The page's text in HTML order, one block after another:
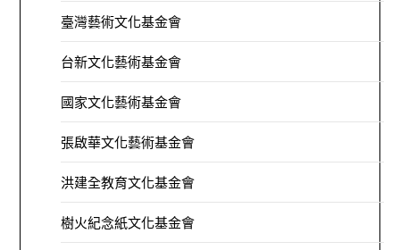
臺灣藝術文化基金會
台新文化藝術基金會
國家文化藝術基金會
張啟華文化藝術基金會
洪建全教育文化基金會
樹火紀念紙文化基金會